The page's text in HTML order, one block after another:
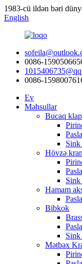
1983-cü ildən bəri
English
0086-
0086-
Ev
Məhsullar
Bucaq
Sink
Hövzə
Hamam
Bibkok
Mətbəx